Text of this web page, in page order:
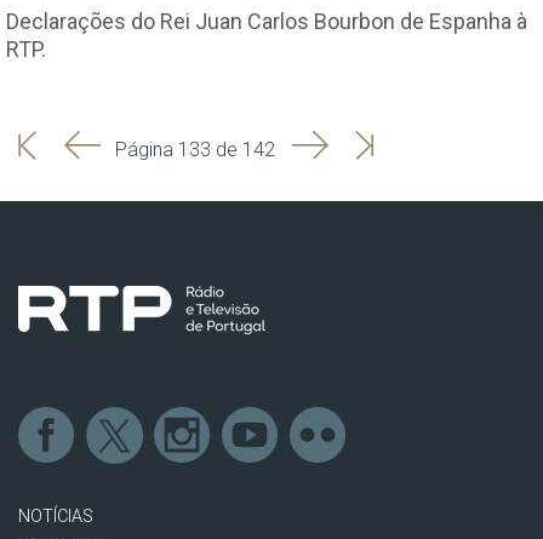
Declarações do Rei Juan Carlos Bourbon de Espanha à
RTP.
'
'
Página 133 de 142 SeguinteÚltima
NOTÍCIAS